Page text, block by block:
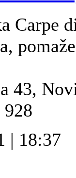
Carpe
43,
928
| 18:37